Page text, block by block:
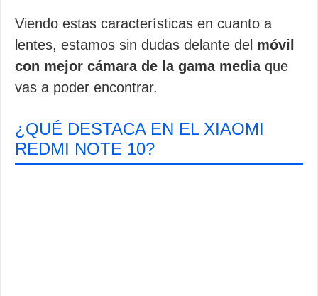
Viendo estas características en cuanto a
lentes, estamos sin dudas delante del móvil
con mejor cámara de la gama mediaque
vas a poder encontrar.
¿QUÉ DESTACA EN EL XIAOMI
REDMI NOTE 10?